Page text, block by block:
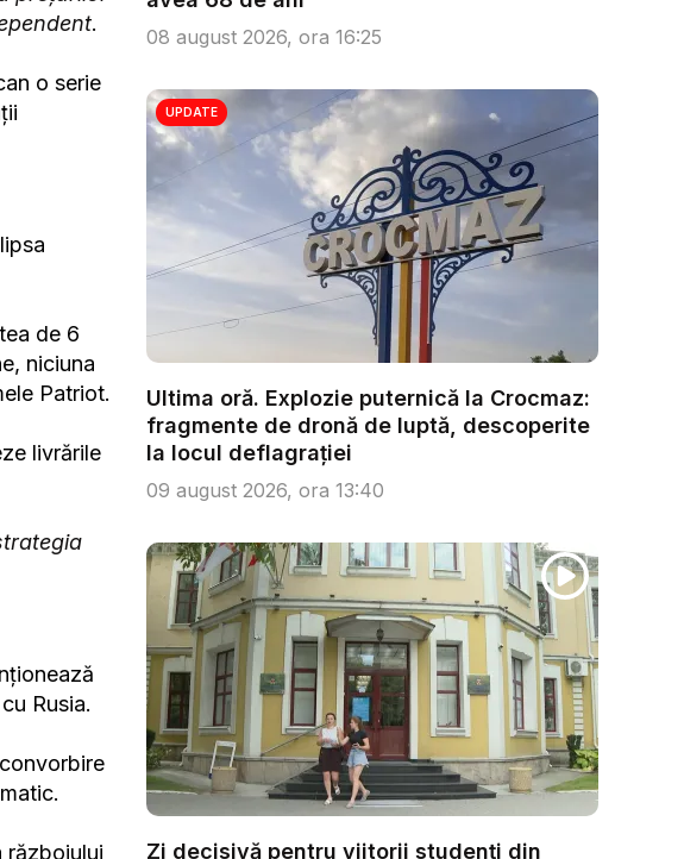
.
o serie
de 6
niciuna
Patriot.
livrările
Rusia.
războiului
08 august 2026, ora 16:25
UPDATE
Ultima oră. Explozie puternică la Crocmaz:
fragmente de dronă de luptă, descoperite
la locul deflagrației
09 august 2026, ora 13:40
Zi decisivă pentru viitorii studenți din